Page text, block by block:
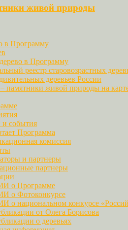
живой природы
в Программу
в Программу
реестр старовозрастных
деревьев России
– памятники живой природы на
и события
Программа
комиссия
и партнеры
партнеры
о Программе
о Фотоконкурсе
о национальном конкурсе
от Олега Борисова
о деревьях